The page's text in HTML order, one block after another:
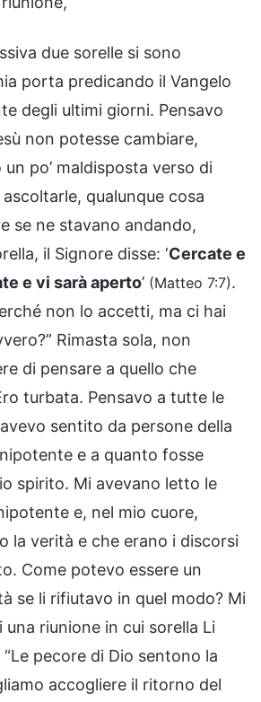
due sorelle si sono
porta predicando il Vangelo
degli ultimi giorni. Pensavo
non potesse cambiare,
po’ maldisposta verso di
qualunque cosa
se ne stavano andando,
il Signore disse: ‘Cercate e
e vi sarà aperto’ (Matteo 7:7).
non lo accetti, ma ci hai
Rimasta sola, non
di pensare a quello che
turbata. Pensavo a tutte le
sentito da persone della
e a quanto fosse
spirito. Mi avevano letto le
e, nel mio cuore,
la verità e che erano i discorsi
Come potevo essere un
se li rifiutavo in quel modo? Mi
riunione in cui sorella Li
pecore di Dio sentono la
accogliere il ritorno del